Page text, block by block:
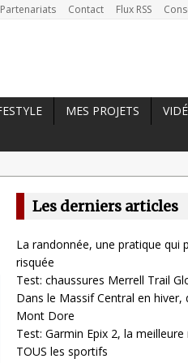
Partenariats Contact Flux RSS
MES PROJETS
Les derniers articles
La randonnée, une pratique qui
risquée
Test: chaussures Merrell Trail
Dans le Massif Central en hiver,
Mont Dore
Test: Garmin Epix 2, la
TOUS les sportifs